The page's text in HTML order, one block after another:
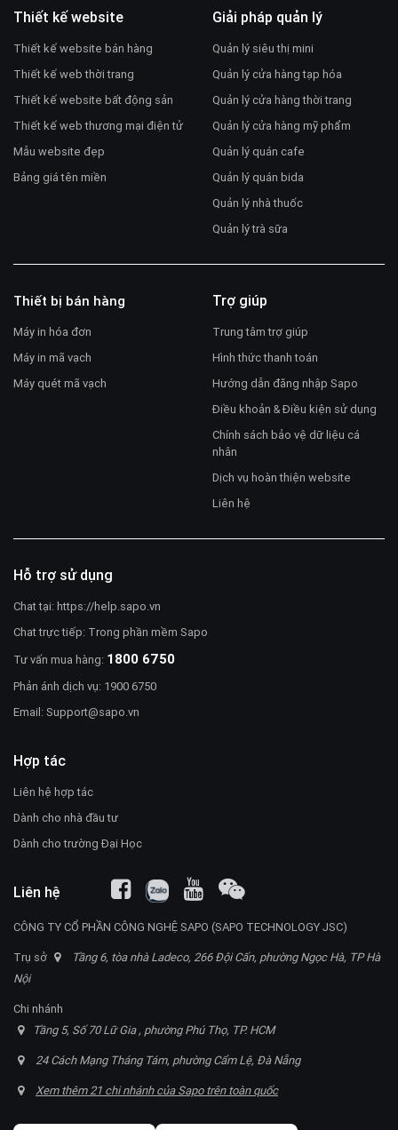
Thiết kế website
Thiết kế website bán hàng
Thiết kế web thời trang
Thiết kế website bất động sản
Thiết kế web thương mại điện tử
Mẫu website đẹp
Bảng giá tên miền
Giải pháp quản lý
Quản lý siêu thị mini
Quản lý cửa hàng tạp hóa
Quản lý cửa hàng thời trang
Quản lý cửa hàng mỹ phẩm
Quản lý quán cafe
Quản lý quán bida
Quản lý nhà thuốc
Quản lý trà sữa
Thiết bị bán hàng
Máy in hóa đơn
Máy in mã vạch
Máy quét mã vạch
Trợ giúp
Trung tâm trợ giúp
Hình thức thanh toán
Hướng dẫn đăng nhập Sapo
Điều khoản & Điều kiện sử dụng
Chính sách bảo vệ dữ liệu cá
nhân
Dịch vụ hoàn thiện website
Liên hệ
Hỗ trợ sử dụng
Chat tại:https://help.sapo.vn
Chat trực tiếp: Trong phần mềm Sapo
Tư vấn mua hàng: 1800 6750
Phản ánh dịch vụ: 1900 6750
Email:Support@sapo.vn
Hợp tác
Liên hệ hợp tác
Dành cho nhà đầu tư
Dành cho trường Đại Học
Liên hệ
CÔNG TY CỔ PHẦN CÔNG NGHỆ SAPO (SAPO TECHNOLOGY JSC)
Trụ sở
Tầng 6, tòa nhà Ladeco, 266 Đội Cấn, phường Ngọc Hà, TP Hà
Nội
Chi nhánh
Tầng 5, Số 70 Lữ Gia , phường Phú Thọ, TP. HCM
24 Cách Mạng Tháng Tám, phường Cẩm Lệ, Đà Nẵng
Xem thêm 21 chi nhánh của Sapo trên toàn quốc